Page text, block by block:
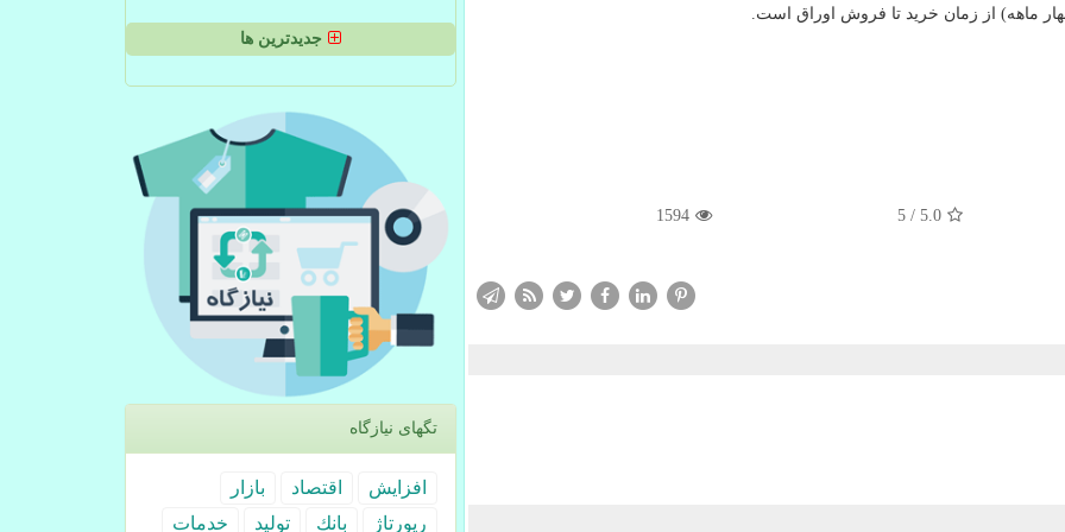
ماهه) از زمان خرید تا فروش اوراق است.
5.0
/
5
1594
جدیدترین ها
تگهای نیازگاه
افزایش اقتصاد
بازار
رپورتاژ
بانك تولید خدمات